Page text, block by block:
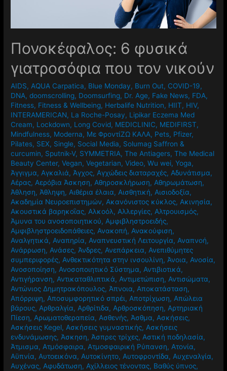
Πονοκέφαλος: 6 φυσικά
γιατροσόφια που τον νικούν
AIDS, AQUA Carpatica, Blue Monday, Burn Out, COVID-19,
DNA,doomscrolling, Doomsurfing, Dr. Age, Fake News, FDA,
Fitness, Fitness & Wellbeing, Herbalife Nutrition, HIIT, HIV,
INTERAMERICAN, La Roche-Posay, Lipikar Eczema Med
Cream, Lockdown, Long Covid, MEDICLINIC, MEDIFIRST,
Mindfulness, Moderna, Mε ΦροντίΖΩ ΚΑΛΑ, Pets, Pfizer,
Pilates, SEX, Single, Social Media, Solumag Saffron &
curcumin, Sputnik-V, SYMMETRIA,The Antiagers,The Medical
Beauty Center,Vegan,Vegetarian,Video,Wu wei,Yoga,
Άγγιγμα, Αγκαλιά, Άγχος, Αγχώδεις διαταραχές, Αδυνάτισμα,
Αέρας, Αερόβια Άσκηση, Αθηροσκλήρωση, Αθηρωμάτωση,
Άθληση, Άθληψη, Αιθέρια έλαια, Αισθητική, Αισιοδοξία,
Ακαδημία Νευροεπιστημών, Ακανόνιστος κύκλος, Ακινησία,
Ακουστικά βαρηκοΐας, Αλκοόλ, Αλλεργίες, Αλτρουισμός,
Άμυνα του ανοσοποιητικού, Αμφιβληστροειδής,
Αμφιβληστροειδοπάθειες, Ανακοπή, Ανακούφιση,
Αναλγητικά, Αναπηρία, Αναπνευστική Λειτουργία, Αναπνοή,
Ανάρρωση, Ανάσες, Άνδρες, Ανεπάρκεια, Ανεπιθύμητες
συμπεριφορές, Ανθεκτικότητα στην ινσουλίνη, Άνοια, Ανοσία,
Ανοσοποίηση, Ανοσοποιητικό Σύστημα, Αντιβιοτικά,
Αντιγήρανση, Αντικαταθλιπτικά, Αντιμετώπιση, Αντισώματα,
Αντώνιος Δημητρακόπουλος, Άπνοια, Αποκατάσταση,
Απόρριψη, Αποσυμφορητικό σπρέι, Αποτρίχωση, Απώλεια
βάρους, Αρθραλγία, Αρθρίτιδα, Αρθροσκόπηση, Αρτηριακή
Πίεση, Αρωματοθεραπεία, Ασθενής, Άσθμα, Ασκήσεις,
Ασκήσεις Kegel, Ασκήσεις γυμναστικής, Ασκήσεις
ενδυνάμωσης, Άσκηση, Άσπρες τρίχες, Αστική ποδηλασία,
Άτμισμα, Ατμόσφαιρα, Ατμοσφαιρική Ρύπανση, Ατονία,
Αϋπνία, Αυτοεικόνα, Αυτοκίνητο, Αυτοφροντίδα, Αυχεναλγία,
Αυχένας, Αφυδάτωση, Αχίλλειος τένοντας, Βαθύς ύπνος,